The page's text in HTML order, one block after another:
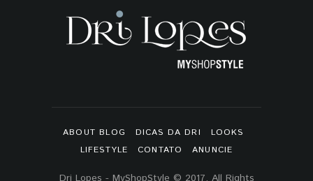
ABOUT BLOG DICAS DA DRI
LOOKS
LIFESTYLE
CONTATO ANUNCIE
Dri Lopes - MyShopStyle © 2017. All Rights